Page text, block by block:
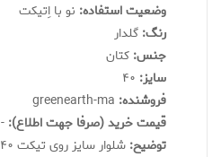
وضعیت استفاده: نو با اِتیکت
رنگ: گلدار
جنس: کتان
سايز: 40
فروشنده: greenearth-ma
قیمت خرید (صرفا جهت اطلاع): -
توضیح: شلوار سایز روی تیکت 40 ولی مناسب 38 میباشد.